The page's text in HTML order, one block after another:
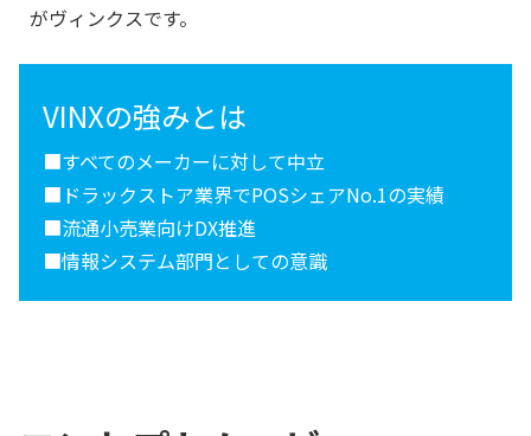
がヴィンクスです。
VINXの強みとは
■すべてのメーカーに対して中立
■ドラックストア業界でPOSシェアNo.1の実績
■流通小売業向けDX推進
■情報システム部門としての意識